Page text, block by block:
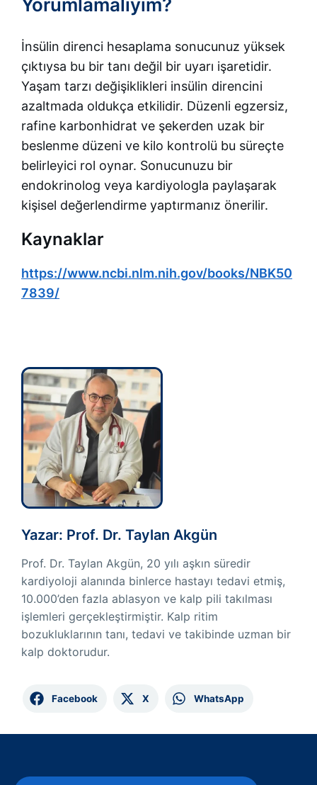
Yorumlamalıyım?
İnsülin direnci hesaplama sonucunuz yüksek
çıktıysa bu bir tanı değil bir uyarı işaretidir.
Yaşam tarzı değişiklikleri insülin direncini
azaltmada oldukça etkilidir. Düzenli egzersiz,
rafine karbonhidrat ve şekerden uzak bir
beslenme düzeni ve kilo kontrolü bu süreçte
belirleyici rol oynar. Sonucunuzu bir
endokrinolog veya kardiyologla paylaşarak
kişisel değerlendirme yaptırmanız önerilir.
Kaynaklar
https://www.ncbi.nlm.nih.gov/books/NBK50
7839/
Yazar: Prof. Dr. Taylan Akgün
Prof. Dr. Taylan Akgün, 20 yılı aşkın süredir
kardiyoloji alanında binlerce hastayı tedavi etmiş,
10.000’den fazla ablasyon ve kalp pili takılması
işlemleri gerçekleştirmiştir. Kalp ritim
bozukluklarının tanı, tedavi ve takibinde uzman bir
kalp doktorudur.
Facebook X WhatsApp